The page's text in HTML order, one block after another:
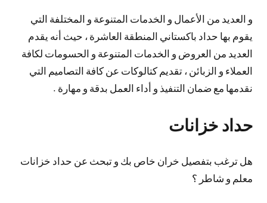
و العديد من الأعمال و الخدمات المتنوعة و المختلفة التي
يقوم بها حداد باكستاني المنطقة العاشرة ، حيث أنه يقدم
العديد من العروض و الخدمات المتنوعة و الحسومات لكافة
العملاء و الزبائن ، تقديم كتالوكات عن كافة التصاميم التي
نقدمها مع ضمان التنفيذ و أداء العمل بدقة و مهارة .
حداد خزانات
هل ترغب بتفصيل خران خاص بك و تبحث عن حداد خزانات
معلم و شاطر ؟